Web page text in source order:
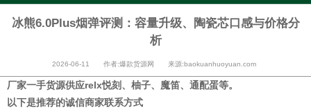
冰熊6.0Plus烟弹评测：容量升级、陶瓷芯口感与价格分
析
2026-06-11 作者:爆款货源网 来源:baokuanhuoyuan.com
厂家一手货源供应relx悦刻、柚子、魔笛、通配蛋等。
以下是推荐的诚信商家联系方式